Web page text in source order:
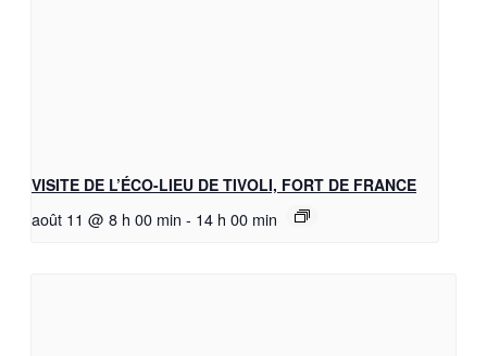
VISITE DE L’ÉCO-LIEU DE TIVOLI, FORT DE FRANCE
août 11 @ 8 h 00 min - 14 h 00 min